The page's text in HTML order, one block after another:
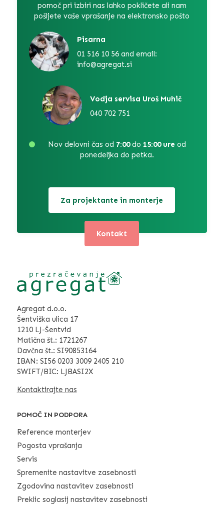
pomoč pri izbiri nas lahko pokličete ali nam
pošljete vaše vprašanje na elektronsko pošto
Pisarna
01 516 10 56 and email:
info@agregat.si
Vodja servisa Uroš Muhič
040 702 751
Nov delovni čas od 7:00do 15:00 ure od
ponedeljka do petka.
Za projektante in monterje
Kontakt
Agregat d.o.o.
Šentviška ulica 17
1210 LJ-Šentvid
Matična št.: 1721267
Davčna št.: SI90853164
IBAN: SI56 0203 3009 2405 210
SWIFT/BIC: LJBASI2X
Kontaktirajte nas
POMOČ IN PODPORA
Reference monterjev
Pogosta vprašanja
Servis
Spremenite nastavitve zasebnosti
Zgodovina nastavitev zasebnosti
Preklic soglasij nastavitev zasebnosti